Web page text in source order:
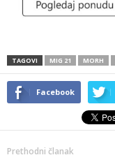
TAGOVI MIG 21 MORH
Facebook
Prethodni članak